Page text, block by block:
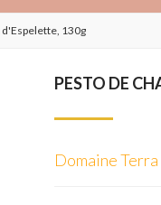
130g
PESTO DE
Domaine Terra